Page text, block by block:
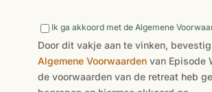
Door
dit
vakje
aan
te
Ik ga akkoord met de Algemene
Door dit vakje aan te vinken,
Algemene Voorwaarden van Episode
de voorwaarden van de retreat heb